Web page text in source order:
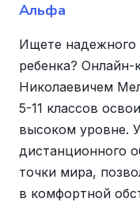
Альфа
Ищете надежного
ребенка?
Николаевичем
5-11 классов
высоком уровне.
дистанционного
точки мира,
в комфортной